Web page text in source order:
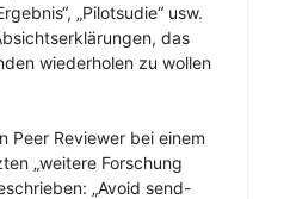
„Pilotsudie“ usw.
das
wiederholen zu wollen
Peer Reviewer bei einem
„weitere Forschung
„Avoid send-